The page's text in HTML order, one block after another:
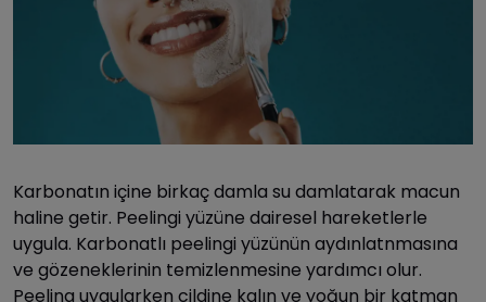
Karbonatın içine birkaç damla su damlatarak macun
haline getir. Peelingi yüzüne dairesel hareketlerle
uygula. Karbonatlı peelingi yüzünün aydınlatnmasına
ve gözeneklerinin temizlenmesine yardımcı olur.
Peeling uygularken cildine kalın ve yoğun bir katman